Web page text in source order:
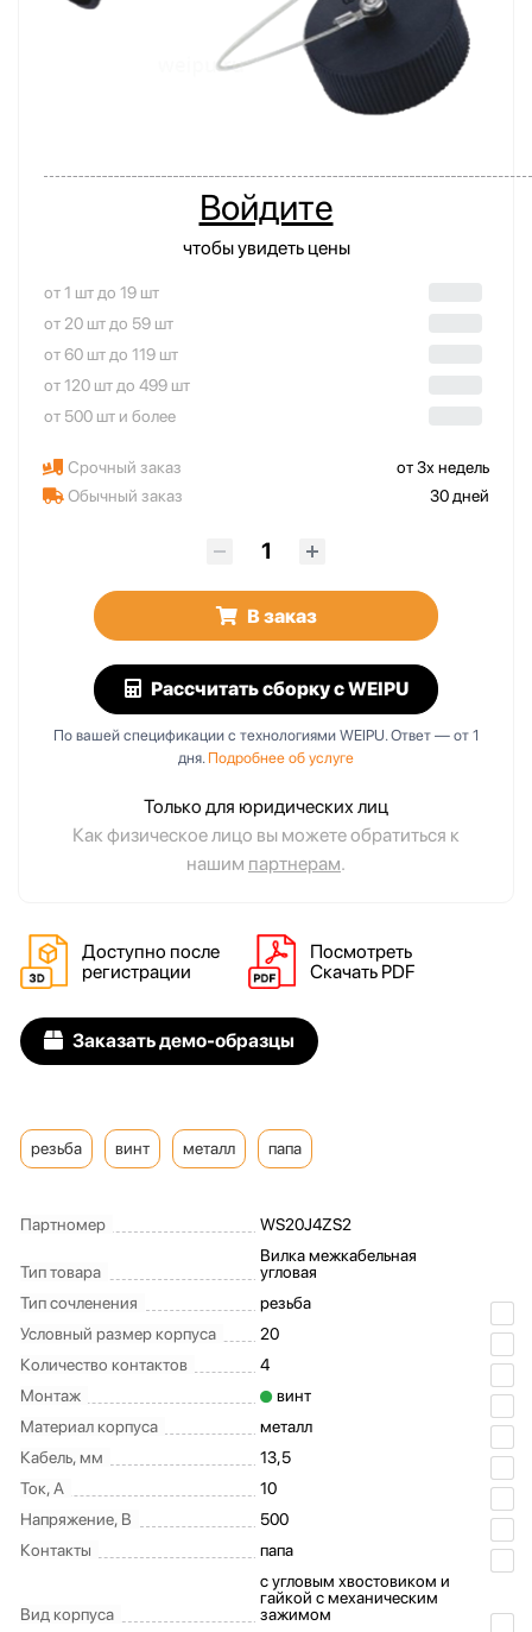
Войдите
чтобы увидеть цены
от 1 шт до 19 шт
от 20 шт до 59 шт
от 60 шт до 119 шт
от 120 шт до 499 шт
от 500 шт и более
Срочный заказ
от 3х недель
Обычный заказ
30 дней
В заказ
Рассчитать сборкус WEIPU
По вашей спецификации с технологиями WEIPU. Ответ — от 1
дня. Подробнее об услуге
Только для юридических лиц
Как физическое лицо вы можете обратиться к
нашим партнерам.
Доступно после
регистрации
Посмотреть
Скачать PDF
Заказать демо-образцы
резьба винт металл папа
Партномер WS20J4ZS2
Тип товара
Вилка межкабельная
угловая
Тип сочленения
резьба
Условный размер корпуса
20
Количество контактов
4
Монтаж
винт
Материал корпуса
металл
Кабель, мм
13,5
Ток, А
10
Напряжение, В
500
Контакты
папа
Вид корпуса
c угловым хвостовиком и
гайкой с механическим
зажимом